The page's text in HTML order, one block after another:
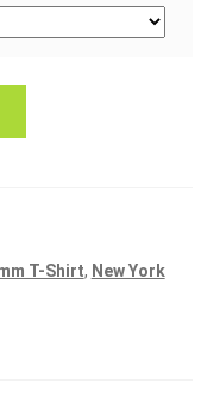
T-Shirt, New York